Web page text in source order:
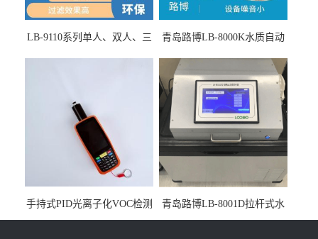
LB-9110系列单人、双人、三
青岛路博LB-8000K水质自动
手持式PID光离子化VOC检测
仪（挥发性有机物设备）
青岛路博LB-8001D拉杆式水
质采样器